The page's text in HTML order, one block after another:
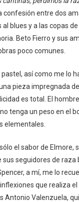
confesión entre dos
blues y a las copas
Beto Fierro y sus
poco comunes.
así como me lo
pieza impregnada
es total. El
tenga un peso en el
elementales.
el sabor de Elmore,
sus seguidores de raza
a mí, me lo
que realiza
Antonio Valenzuela,